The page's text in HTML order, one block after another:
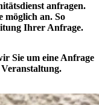
anfragen.
möglich an. So
Ihrer Anfrage.
Sie um eine Anfrage